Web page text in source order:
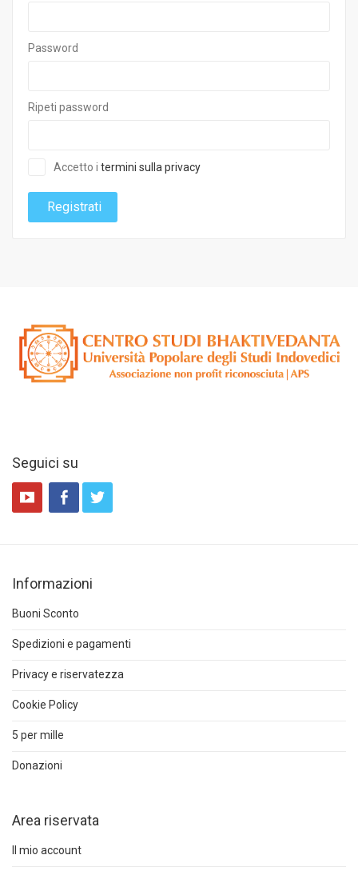
Password
Ripeti password
Accetto i termini sulla privacy
Registrati
Seguici su
Informazioni
Buoni Sconto
Spedizioni e pagamenti
Privacy e riservatezza
Cookie Policy
5 per mille
Donazioni
Area riservata
Il mio account